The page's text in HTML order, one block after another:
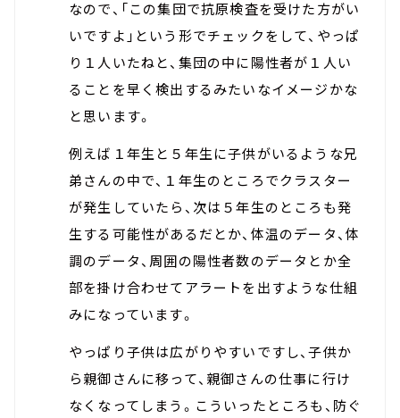
なので、「この集団で抗原検査を受けた方がい
いですよ」という形でチェックをして、やっぱ
り１人いたねと、集団の中に陽性者が１人い
ることを早く検出するみたいなイメージかな
と思います。
例えば１年生と５年生に子供がいるような兄
弟さんの中で、１年生のところでクラスター
が発生していたら、次は５年生のところも発
生する可能性があるだとか、体温のデータ、体
調のデータ、周囲の陽性者数のデータとか全
部を掛け合わせてアラートを出すような仕組
みになっています。
やっぱり子供は広がりやすいですし、子供か
ら親御さんに移って、親御さんの仕事に行け
なくなってしまう。こういったところも、防ぐ